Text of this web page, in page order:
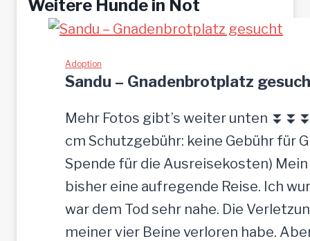
Weitere Hunde in Not
Adoption
Sandu – Gnadenbrotplatz
Mehr Fotos gibt’s weiter unten
cm Schutzgebühr: keine Gebühr für
Spende für die Ausreisekosten)
bisher eine aufregende Reise. Ich
war dem Tod sehr nahe. Die
meiner vier Beine verloren habe.